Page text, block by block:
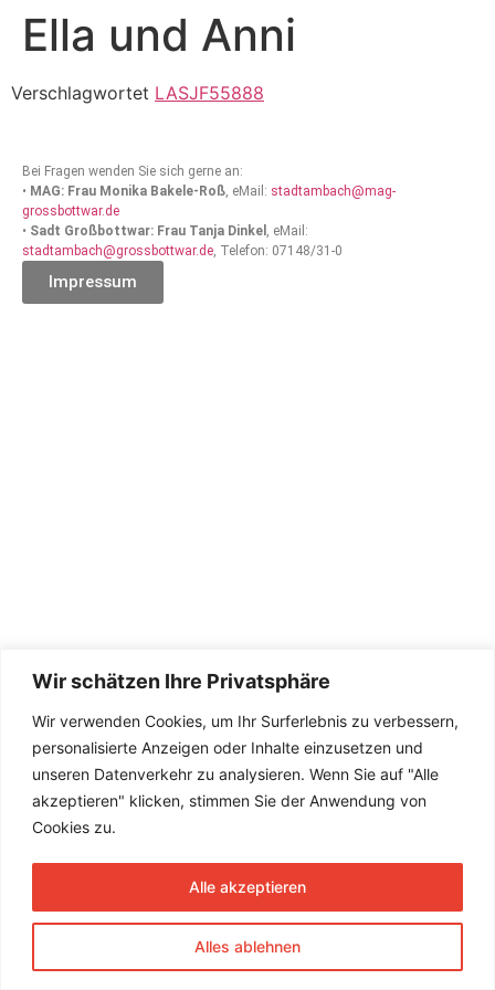
Wir schätzen Ihre Privatsphäre
Wir verwenden Cookies, um Ihr Surferlebnis zu verbessern,
personalisierte Anzeigen oder Inhalte einzusetzen und
unseren Datenverkehr zu analysieren. Wenn Sie auf "Alle
akzeptieren" klicken, stimmen Sie der Anwendung von
Cookies zu.
Alles ablehnen
Alle akzeptieren
Ella und Anni
Verschlagwortet LASJF55888
Bei Fragen wenden Sie sich gerne an:
• MAG: Frau Monika Bakele-Roß, eMail: stadtambach@mag-
grossbottwar.de
• Sadt Großbottwar: Frau Tanja Dinkel , eMail:
stadtambach@grossbottwar.de, Telefon: 07148/31-0
Impressum